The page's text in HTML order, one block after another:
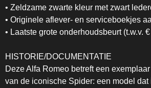
• Zeldzame zwarte kleur met zwart
• Originele aflever- en serviceboekjes
• Laatste grote onderhoudsbeurt (t.w.v.
HISTORIE/DOCUMENTATIE
Deze Alfa Romeo betreft een
van de iconische Spider: een model dat